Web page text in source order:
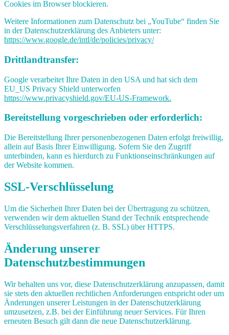
Cookies im Browser blockieren.
Weitere Informationen zum Datenschutz bei „YouTube“ finden Sie
in der Datenschutzerklärung des Anbieters unter:
https://www.google.de/intl/de/policies/privacy/
Drittlandtransfer:
Google verarbeitet Ihre Daten in den USA und hat sich dem
EU_US Privacy Shield unterworfen
https://www.privacyshield.gov/EU-US-Framework.
Bereitstellung vorgeschrieben oder erforderlich:
Die Bereitstellung Ihrer personenbezogenen Daten erfolgt freiwillig,
allein auf Basis Ihrer Einwilligung. Sofern Sie den Zugriff
unterbinden, kann es hierdurch zu Funktionseinschränkungen auf
der Website kommen.
SSL-Verschlüsselung
Um die Sicherheit Ihrer Daten bei der Übertragung zu schützen,
verwenden wir dem aktuellen Stand der Technik entsprechende
Verschlüsselungsverfahren (z. B. SSL) über HTTPS.
Änderung unserer
Datenschutzbestimmungen
Wir behalten uns vor, diese Datenschutzerklärung anzupassen, damit
sie stets den aktuellen rechtlichen Anforderungen entspricht oder um
Änderungen unserer Leistungen in der Datenschutzerklärung
umzusetzen, z.B. bei der Einführung neuer Services. Für Ihren
erneuten Besuch gilt dann die neue Datenschutzerklärung.